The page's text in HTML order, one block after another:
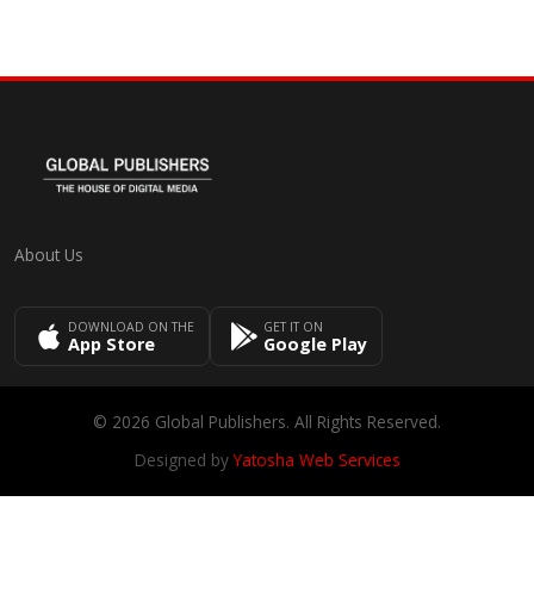
About Us
DOWNLOAD ON THE
App Store
GET IT ON
Google Play
© 2026 Global Publishers. All Rights Reserved.
Designed byYatosha Web Services